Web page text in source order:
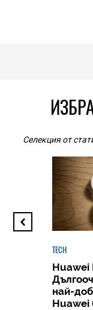
Селекция от
TECH
Huawei
най-